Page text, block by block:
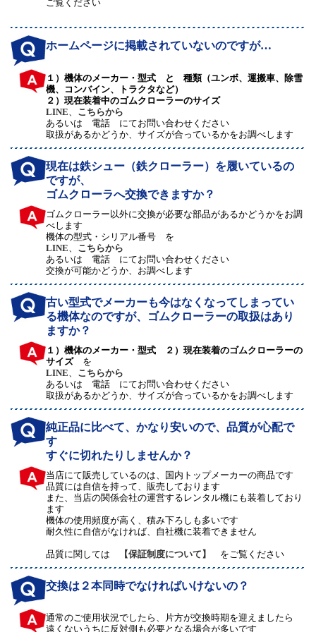
ご覧ください
ホームページに掲載されていないのですが…
１）機体のメーカー・型式 と 種類（ユンボ、運搬車、除雪
機、コンバイン、トラクタなど）
２）現在装着中のゴムクローラーのサイズ
LINE
こちらから
あるいは 電話 にてお問い合わせください
取扱があるかどうか、サイズが合っているかをお調べします
現在は鉄シュー（鉄クローラー）を履いているの
ですが、
ゴムクローラへ交換できますか？
ゴムクローラー以外に交換が必要な部品があるかどうかをお調
べします
機体の型式・シリアル番号 を
LINE
こちらから
あるいは 電話 にてお問い合わせください
交換が可能かどうか、お調べします
古い型式でメーカーも今はなくなってしまってい
る機体なのですが、ゴムクローラーの取扱はあり
ますか？
１）機体のメーカー・型式 ２）現在装着のゴムクローラーの
サイズを
LINE
こちらから
あるいは 電話 にてお問い合わせください
取扱があるかどうか、サイズが合っているかをお調べします
純正品に比べて、かなり安いので、品質が心配で
す
すぐに切れたりしませんか？
当店にて販売しているのは、国内トップメーカーの商品です
品質には自信を持って、販売しております
また、当店の関係会社の運営するレンタル機にも装着しており
ます
機体の使用頻度が高く、積み下ろしも多いです
耐久性に自信がなければ、自社機に装着できません
品質に関しては 【保証制度について】 をご覧ください
交換は２本同時でなければいけないの？
通常のご使用状況でしたら、片方が交換時期を迎えましたら
遠くないうちに反対側も必要となる場合が多いです